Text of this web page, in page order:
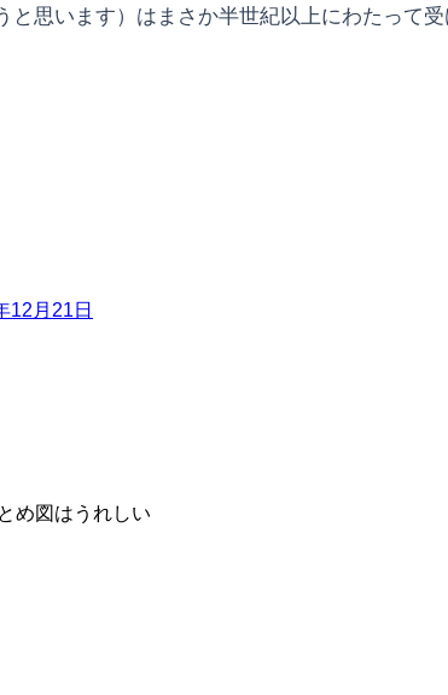
と思います）はまさか半世紀以上にわたって
12月21日
め図はうれしい